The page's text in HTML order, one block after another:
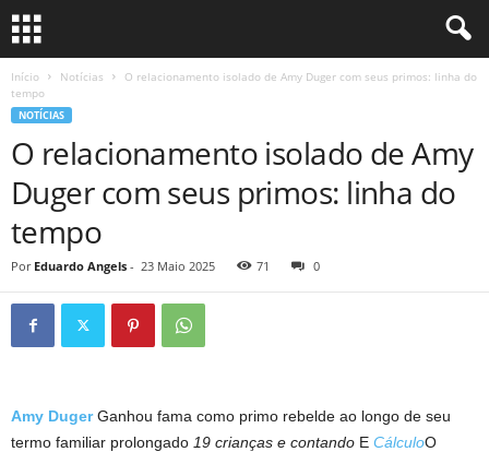
Início Notícias
O relacionamento isolado de Amy Duger com seus primos: linha do
tempo
NOTÍCIAS
O relacionamento isolado de Amy
Duger com seus primos: linha do
tempo
Por Eduardo Angels - 23 Maio 2025 71 0
Amy DugerGanhou fama como primo rebelde ao longo de seu
termo familiar prolongado 19 crianças e contando E CálculoO